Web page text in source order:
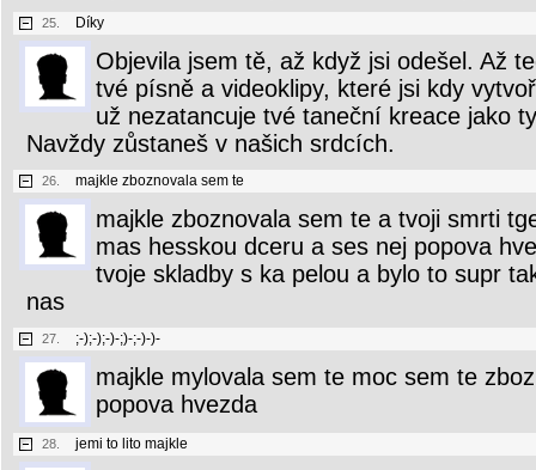
25. Díky
Objevila jsem tě, až když jsi odešel. Až
tvé písně a videoklipy, které jsi kdy
už nezatancuje tvé taneční kreace jako
Navždy zůstaneš v našich srdcích.
26. majkle zboznovala sem te
majkle zboznovala sem te a tvoji smrti
mas hesskou dceru a ses nej popova
tvoje skladby s ka pelou a bylo to supr
nas
27. ;-);-);-)-;)-;-)-)-
majkle mylovala sem te moc sem te
popova hvezda
28. jemi to lito majkle